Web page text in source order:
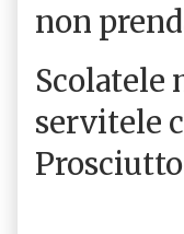
non
Scolatele
servitele